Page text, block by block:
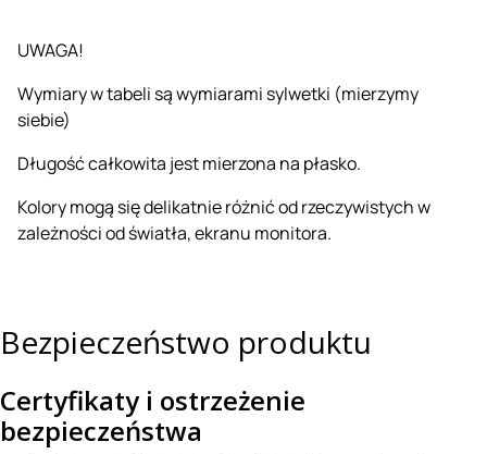
UWAGA!
Wymiary w tabeli są wymiarami sylwetki (mierzymy
siebie)
Długość całkowita jest mierzona na płasko.
Kolory mogą się delikatnie różnić od rzeczywistych w
zależności od światła, ekranu monitora.
Bezpieczeństwo produktu
Certyfikaty i ostrzeżenie
bezpieczeństwa